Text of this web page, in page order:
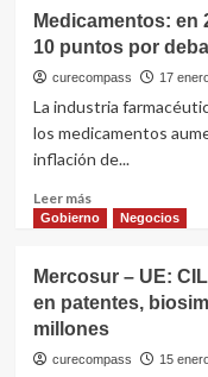
Medicamentos: en
10 puntos por
curecompass 17
La industria
los medicamentos
inflación de...
Leer másLeer
más
en
2025
subieron
21,6%
Gobierno Negocios
Mercosur – UE:
en patentes,
millones
curecompass 15